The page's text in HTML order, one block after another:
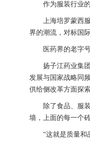
作为服装行业的
上海培罗蒙西服
界的潮流，对标国
医药界的老字号
扬子江药业集团
发展与国家战略同
供给侧改革方面探
除了食品、服装
墙，上面的每一个
“这就是质量和品